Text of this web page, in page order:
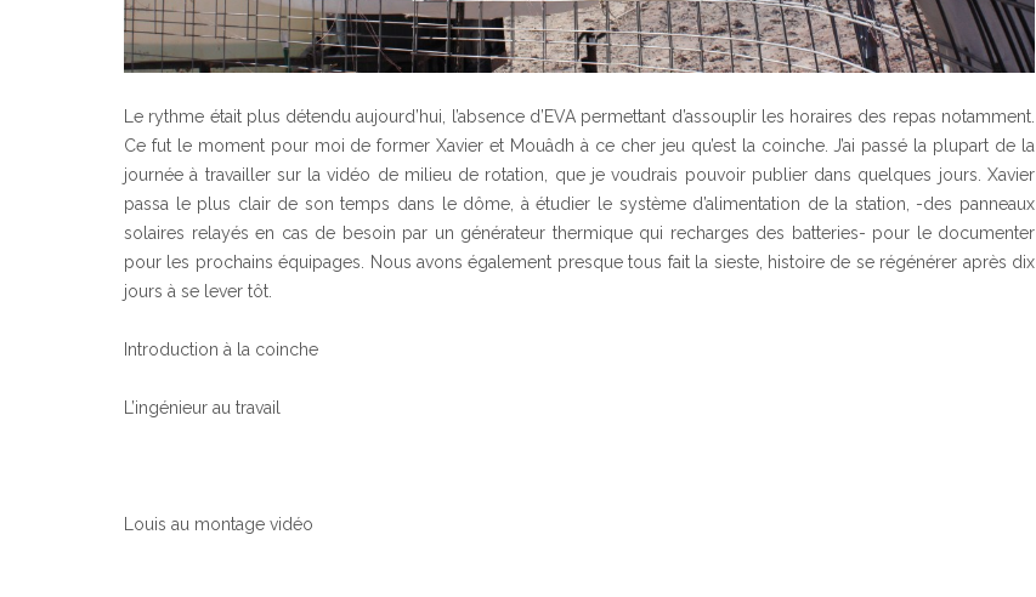
Le rythme était plus détendu aujourd’hui, l’absence d’EVA permettant d’assouplir les horaires des repas notamment.
Ce fut le moment pour moi de former Xavier et Mouâdh à ce cher jeu qu’est la coinche. J’ai passé la plupart de la
journée à travailler sur la vidéo de milieu de rotation, que je voudrais pouvoir publier dans quelques jours. Xavier
passa le plus clair de son temps dans le dôme, à étudier le système d’alimentation de la station, -des panneaux
solaires relayés en cas de besoin par un générateur thermique qui recharges des batteries- pour le documenter
pour les prochains équipages. Nous avons également presque tous fait la sieste, histoire de se régénérer après dix
jours à se lever tôt.
Introduction à la coinche
L’ingénieur au travail
Louis au montage vidéo